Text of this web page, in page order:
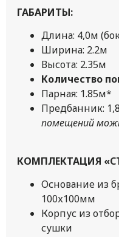
ГАБАРИТЫ:
Длина: 4,0м
Ширина: 2.2м
Высота: 2.35м
Количество
Парная: 1.85м*
Предбанник:
помещений
КОМПЛЕКТАЦИЯ
Основание из
100х100мм
Корпус из
сушки